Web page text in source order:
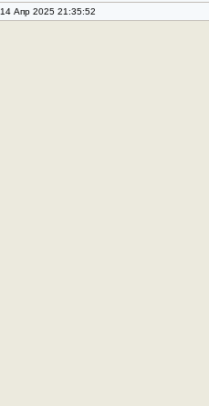
14 Апр 2025 21:35:52